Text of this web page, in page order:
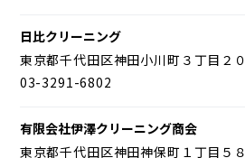
日比クリーニング
東京都千代田区神田小川町３丁目２０
03-3291-6802
有限会社伊澤クリーニング商会
東京都千代田区神田神保町１丁目５８